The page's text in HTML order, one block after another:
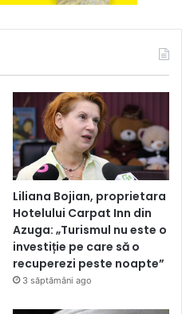
Liliana Bojian, proprietara
Hotelului Carpat Inn din
Azuga: „Turismul nu este o
investiție pe care să o
recuperezi peste noapte”
3 săptămâni ago